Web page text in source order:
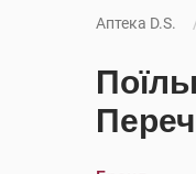
Аптека D.S.